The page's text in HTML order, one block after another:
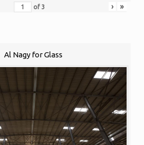
of 3 › »
Al Nagy for Glass